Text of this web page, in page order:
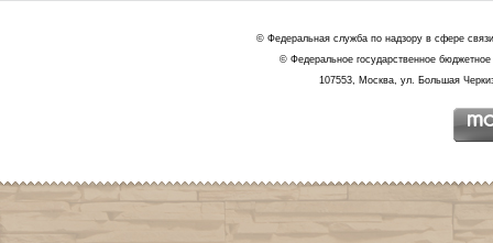
© Федеральная служба по надзору в сфере
© Федеральное государственное
107553, Москва, ул. Большая